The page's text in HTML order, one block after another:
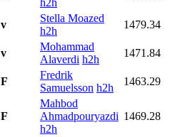
v
Stella Moazed
h2h
1479.34
v
Mohammad
Alaverdi h2h
1471.84
F
Fredrik
Samuelsson h2h
1463.29
F
Mahbod
Ahmadpouryazdi
h2h
1469.28